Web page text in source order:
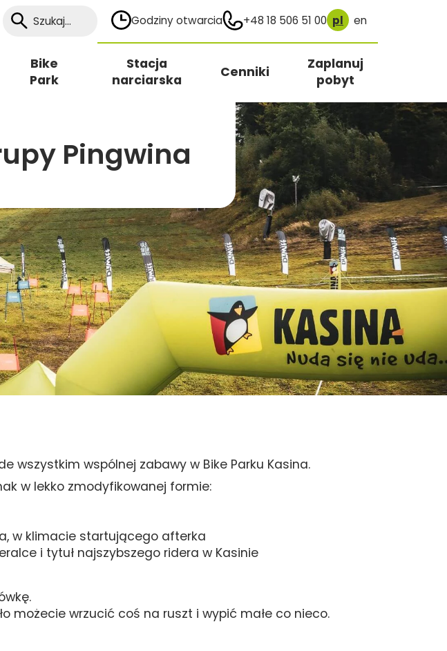
Godziny otwarcia +48 18 506 51 00 pl en
Bike
Park
Stacja
narciarska
Cenniki
Zaplanuj
pobyt
Pingwina
wszystkim wspólnej zabawy w Bike Parku Kasina.
w lekko zmodyfikowanej formie:
w klimacie startującego afterka
i tytuł najszybszego ridera w Kasinie
możecie wrzucić coś na ruszt i wypić małe co nieco.